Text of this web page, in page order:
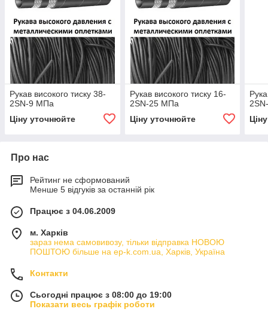
Рукав високого тиску 38-
2SN-9 МПа
Ціну уточнюйте
Рукав високого тиску 16-
2SN-25 МПа
Ціну уточнюйте
Про нас
Рейтинг не сформований
Менше 5 відгуків за останній рік
Працює з 04.06.2009
м. Харків
зараз нема самовивозу, тільки відправка НОВОЮ
ПОШТОЮ більше на ep-k.com.ua, Харків, Україна
Контакти
Сьогодні працює з 08:00 до 19:00
Показати весь графік роботи